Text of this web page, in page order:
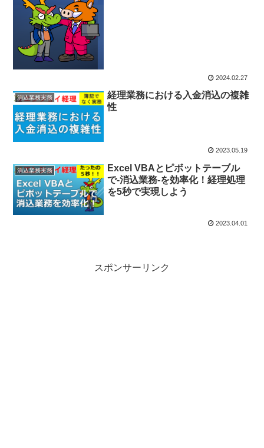
2024.02.27
消込業務実務
経理業務における入金消込の複雑
性
2023.05.19
消込業務実務
Excel VBAとピボットテーブル
で-消込業務-を効率化！経理処理
を5秒で実現しよう
2023.04.01
スポンサーリンク